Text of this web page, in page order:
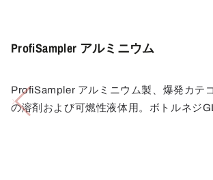
ProfiSampler アルミニウム
ProfiSampler アルミニウム製、爆発カテ
の溶剤および可燃性液体用。ボトルネジ
可燃性液体のサンプルを採取する場合は
必要があります。そのためには、アース